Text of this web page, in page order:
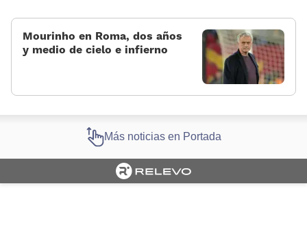
Mourinho en Roma, dos años
y medio de cielo e infierno
Más noticias en Portada